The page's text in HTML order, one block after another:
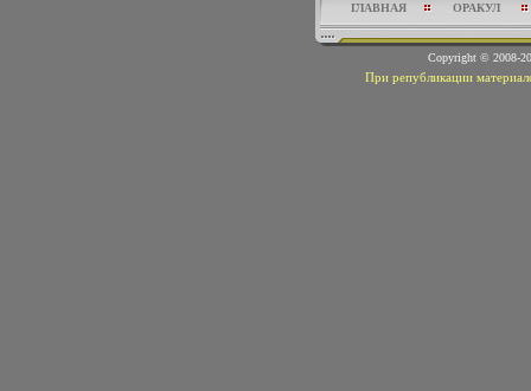
ГЛАВНАЯ ОРАКУЛ
Copyright © 2008-
При републикации